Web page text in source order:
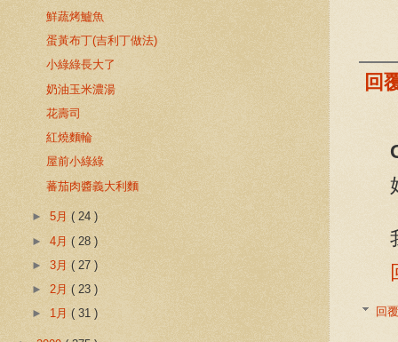
回
回覆
鮮蔬烤鱸魚
蛋黃布丁(吉利丁做法)
小綠綠長大了
奶油玉米濃湯
花壽司
紅燒麵輪
屋前小綠綠
蕃茄肉醬義大利麵
►5月( 24 )
►4月( 28 )
►3月( 27 )
►2月( 23 )
► 1月( 31 )